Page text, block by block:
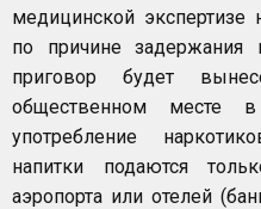
медицинской
по причине задержания
приговор будет
общественном месте
употребление
напитки подаются
аэропорта или отелей